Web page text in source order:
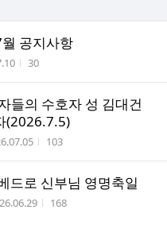
공지사항
간 조회수
30
들의 수호자 성 김대건
(2026.7.5)
성시간 조회수
103
드로 신부님 영명축일
작성시간
26.06.29 조회수
168